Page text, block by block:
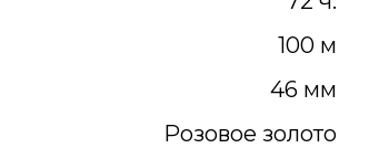
100 м
46 мм
Розовое золото